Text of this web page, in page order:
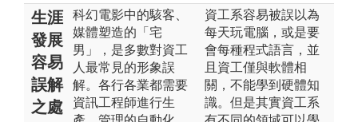
生涯
發展
容易
誤解
之處
科幻電影中的駭客、
媒體塑造的「宅
男」，是多數對資工
人最常見的形象誤
解。各行各業都需要
資訊工程師進行生
資工系容易被誤以為
每天玩電腦，或是要
會每種程式語言，並
且資工僅與軟體相
關，不能學到硬體知
識。但是其實資工系